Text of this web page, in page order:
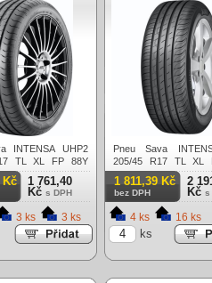
INTENSA UHP2
TL XL FP 88Y
Kč
1 761,40
Kč s DPH
3 ks 3 ks
Pneu Sava
205/45 R17 TL XL
Letní
1 811,39 Kč
bez DPH
2
Kč s
4 ks 16 ks
ks